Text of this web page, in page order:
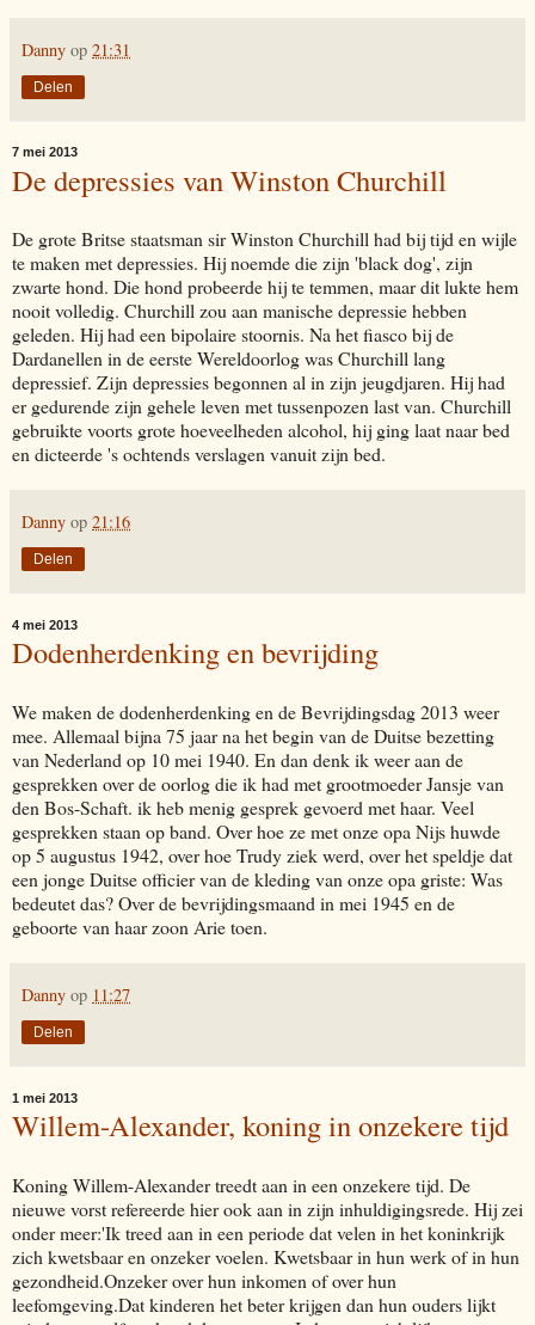
Danny op 21:31
Delen
7 mei 2013
De depressies van Winston Churchill
De grote Britse staatsman sir Winston Churchill had bij tijd en wijle
te maken met depressies. Hij noemde die zijn 'black dog', zijn
zwarte hond. Die hond probeerde hij te temmen, maar dit lukte hem
nooit volledig. Churchill zou aan manische depressie hebben
geleden. Hij had een bipolaire stoornis. Na het fiasco bij de
Dardanellen in de eerste Wereldoorlog was Churchill lang
depressief. Zijn depressies begonnen al in zijn jeugdjaren. Hij had
er gedurende zijn gehele leven met tussenpozen last van. Churchill
gebruikte voorts grote hoeveelheden alcohol, hij ging laat naar bed
en dicteerde 's ochtends verslagen vanuit zijn bed.
Danny op 21:16
Delen
4 mei 2013
Dodenherdenking en bevrijding
We maken de dodenherdenking en de Bevrijdingsdag 2013 weer
mee. Allemaal bijna 75 jaar na het begin van de Duitse bezetting
van Nederland op 10 mei 1940. En dan denk ik weer aan de
gesprekken over de oorlog die ik had met grootmoeder Jansje van
den Bos-Schaft. ik heb menig gesprek gevoerd met haar. Veel
gesprekken staan op band. Over hoe ze met onze opa Nijs huwde
op 5 augustus 1942, over hoe Trudy ziek werd, over het speldje dat
een jonge Duitse officier van de kleding van onze opa griste: Was
bedeutet das? Over de bevrijdingsmaand in mei 1945 en de
geboorte van haar zoon Arie toen.
Danny op 11:27
Delen
1 mei 2013
Willem-Alexander, koning in onzekere tijd
Koning Willem-Alexander treedt aan in een onzekere tijd. De
nieuwe vorst refereerde hier ook aan in zijn inhuldigingsrede. Hij zei
onder meer:'Ik treed aan in een periode dat velen in het koninkrijk
zich kwetsbaar en onzeker voelen. Kwetsbaar in hun werk of in hun
gezondheid.Onzeker over hun inkomen of over hun
leefomgeving.Dat kinderen het beter krijgen dan hun ouders lijkt